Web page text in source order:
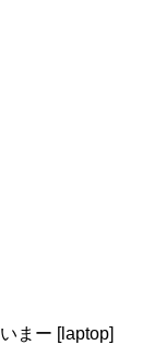
まー [laptop]